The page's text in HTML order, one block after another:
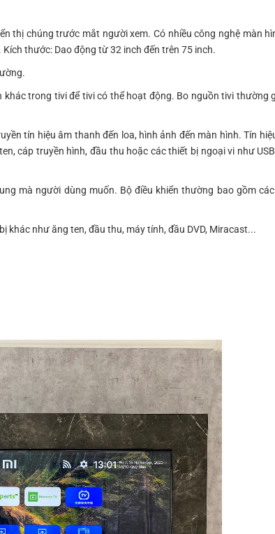
thị chúng trước mắt người xem. Có nhiều công nghệ màn
thước: Dao động từ 32 inch đến trên 75 inch.
khác trong tivi để tivi có thể hoạt động. Bo nguồn tivi thường
tín hiệu âm thanh đến loa, hình ảnh đến màn hình. Tín
cáp truyền hình, đầu thu hoặc các thiết bị ngoại vi như
mà người dùng muốn. Bộ điều khiển thường bao gồm
khác như ăng ten, đầu thu, máy tính, đầu DVD, Miracast...